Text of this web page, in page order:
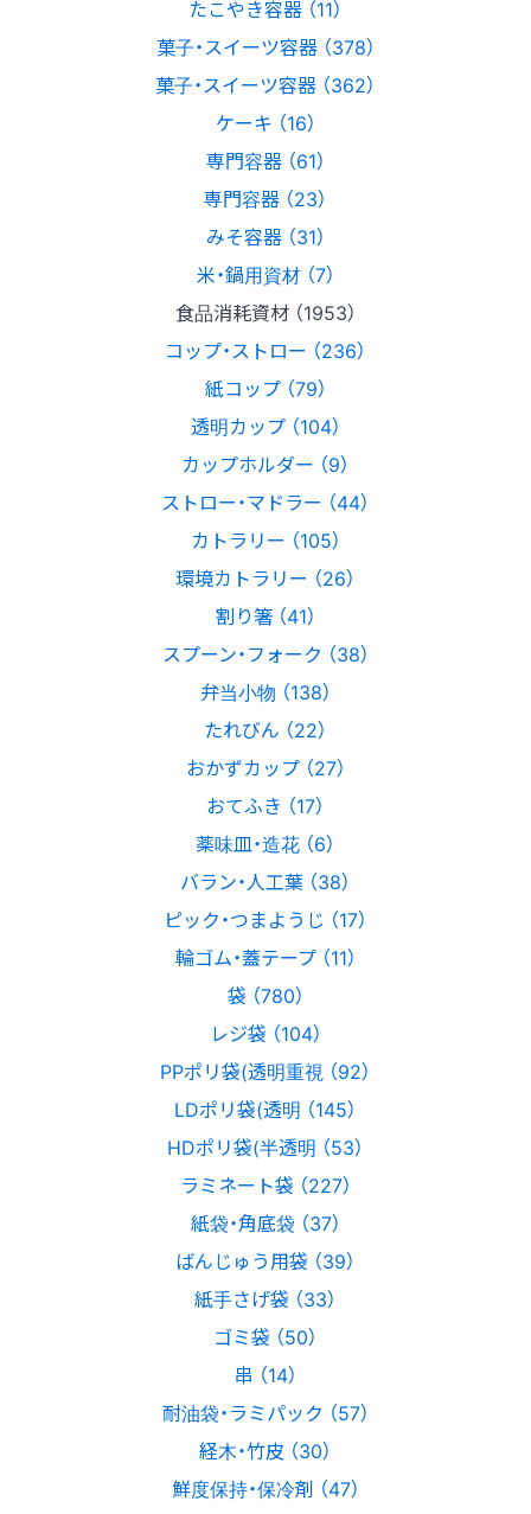
たこやき容器 （11）
菓子・スイーツ容器 （378）
菓子・スイーツ容器 （362）
ケーキ （16）
専門容器 （61）
専門容器 （23）
みそ容器 （31）
米・鍋用資材 （7）
食品消耗資材 （1953）
コップ・ストロー （236）
紙コップ （79）
透明カップ （104）
カップホルダー （9）
ストロー・マドラー （44）
カトラリー （105）
環境カトラリー （26）
割り箸 （41）
スプーン・フォーク （38）
弁当小物 （138）
たれびん （22）
おかずカップ （27）
おてふき （17）
薬味皿・造花 （6）
バラン・人工葉 （38）
ピック・つまようじ （17）
輪ゴム・蓋テープ （11）
袋 （780）
レジ袋 （104）
PPポリ袋(透明重視 （92）
LDポリ袋(透明 （145）
HDポリ袋(半透明 （53）
ラミネート袋 （227）
紙袋・角底袋 （37）
ばんじゅう用袋 （39）
紙手さげ袋 （33）
ゴミ袋 （50）
串 （14）
耐油袋・ラミパック （57）
経木・竹皮 （30）
鮮度保持・保冷剤 （47）